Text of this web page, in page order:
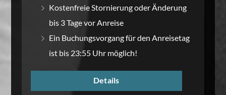
Kostenfreie Stornierung oder Änderung
bis 3 Tage vor Anreise
Ein Buchungsvorgang für den Anreisetag
ist bis 23:55 Uhr möglich!
Details